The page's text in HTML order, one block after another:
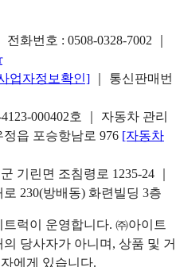
전화번호 : 0508-0328-7002
업자정보확인]
｜ 통신판매번
000402호 ｜ 자동차 관리
읍 포승항남로 976 [자동차
기린면 조침령로 1235-24 ｜
230(방배동) 화련빌딩 3층
럭이 운영합니다. ㈜아이트
당사자가 아니며, 상품 및 거
에게 있습니다.